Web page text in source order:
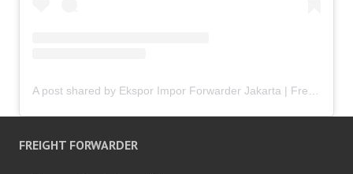
FREIGHT FORWARDER